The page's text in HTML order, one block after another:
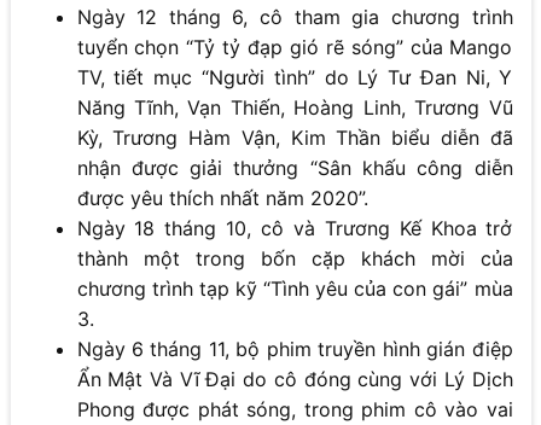
Ngày 12 tháng 6, cô tham gia chương trình
tuyển chọn “Tỷ tỷ đạp gió rẽ sóng” của Mango
TV, tiết mục “Người tình” do Lý Tư Đan Ni, Y
Năng Tĩnh, Vạn Thiến, Hoàng Linh, Trương Vũ
Kỳ, Trương Hàm Vận, Kim Thần biểu diễn đã
nhận được giải thưởng “Sân khấu công diễn
được yêu thích nhất năm 2020”.
Ngày 18 tháng 10, cô và Trương Kế Khoa trở
thành một trong bốn cặp khách mời của
chương trình tạp kỹ “Tình yêu của con gái” mùa
3.
Ngày 6 tháng 11, bộ phim truyền hình gián điệp
Ẩn Mật Và Vĩ Đại do cô đóng cùng với Lý Dịch
Phong được phát sóng, trong phim cô vào vai